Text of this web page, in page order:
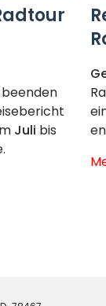
Juli bis